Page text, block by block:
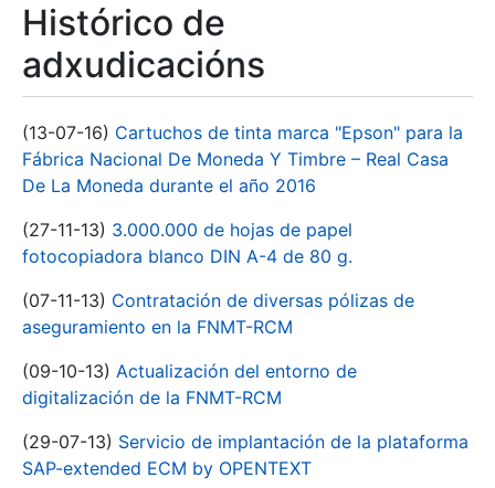
Histórico de
adxudicacións
(13-07-16) Cartuchos de tinta marca "Epson" para la
Fábrica Nacional De Moneda Y Timbre – Real Casa
De La Moneda durante el año 2016
(27-11-13) 3.000.000 de hojas de papel
fotocopiadora blanco DIN A-4 de 80 g.
(07-11-13) Contratación de diversas pólizas de
aseguramiento en la FNMT-RCM
(09-10-13) Actualización del entorno de
digitalización de la FNMT-RCM
(29-07-13) Servicio de implantación de la plataforma
SAP-extended ECM by OPENTEXT